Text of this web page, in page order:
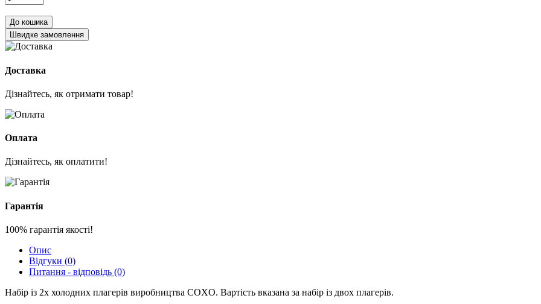
До кошика
Швидке замовлення
Доставка
Дізнайтесь, як отримати товар!
Оплата
Дізнайтесь, як оплатити!
Гарантія
100% гарантія якості!
Опис
Відгуки (0)
Питання - відповідь (0)
Набір із 2х холодних плагерів виробництва COXO. Вартість вказана за набір із двох плагерів.